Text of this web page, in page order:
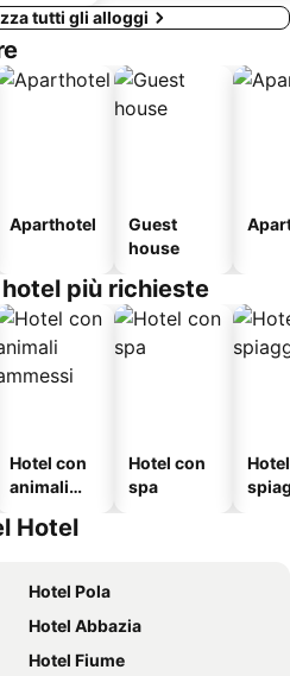
tutti gli alloggi
Aparthotel
Guest
house
più richieste
Hotel con
animali
Hotel con
spa
Hotel
Hotel Pola
Hotel Abbazia
Hotel Fiume